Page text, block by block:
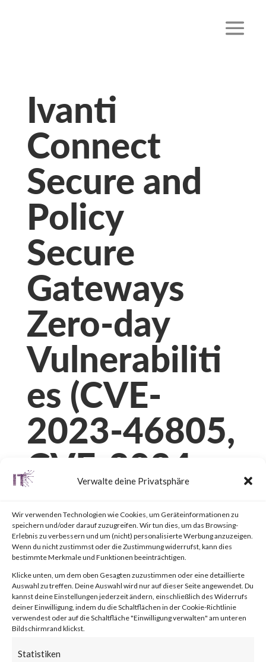
Verwalte deine Privatsphäre
Wir verwenden Technologien wie Cookies, um Geräteinformationen zu
speichern und/oder darauf zuzugreifen. Wir tun dies, um das Browsing-
Erlebnis zu verbessern und um (nicht) personalisierte Werbung anzuzeigen.
Wenn du nicht zustimmst oder die Zustimmung widerrufst, kann dies
bestimmte Merkmale und Funktionen beeinträchtigen.
Klicke unten, um dem oben Gesagten zuzustimmen oder eine detaillierte
Auswahl zu treffen. Deine Auswahl wird nur auf dieser Seite angewendet. Du
kannst deine Einstellungen jederzeit ändern, einschließlich des Widerrufs
deiner Einwilligung, indem du die Schaltflächen in der Cookie-Richtlinie
verwendest oder auf die Schaltfläche "Einwilligung verwalten" am unteren
Bildschirmrand klickst.
Statistiken
Ivanti
Connect
Secure and
Policy
Secure
Gateways
Zero-day
Vulnerabiliti
es (CVE-
2023-46805,
CVE-2024-
21887, CVE-
2024-21888,
CVE-2024-
21893)